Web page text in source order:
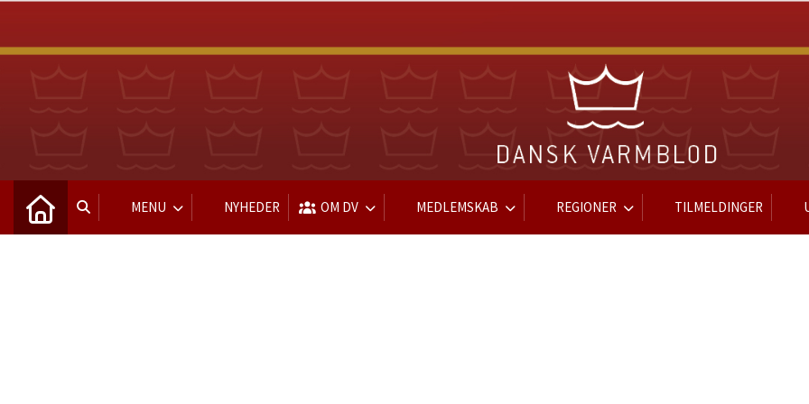
MENU NYHEDER OM DV MEDLEMSKAB REGIONER TILMELDINGER